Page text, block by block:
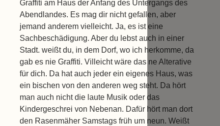
Graffiti am Haus der Anfang des Untergangs des
Abendlandes. Es mag dir nicht gefallen, aber
jemand anderem vielleicht. Ja, es ist eine
Sachbeschädigung. Aber du lebst auch in einer
Stadt. weißt du, in dem Dorf, wo ich herkomme, da
gab es nie Graffiti. Villeicht wäre das ne Alterative
für dich. Da hat auch jeder ein eigenes Haus, was
ein bischen von den anderen weg steht. Da hört
man auch nicht die laute Musik oder das
Kindergeschrei von Nebenan. Dafür hört man dort
den Rasenmäher Samstags früh um neun. Weißt